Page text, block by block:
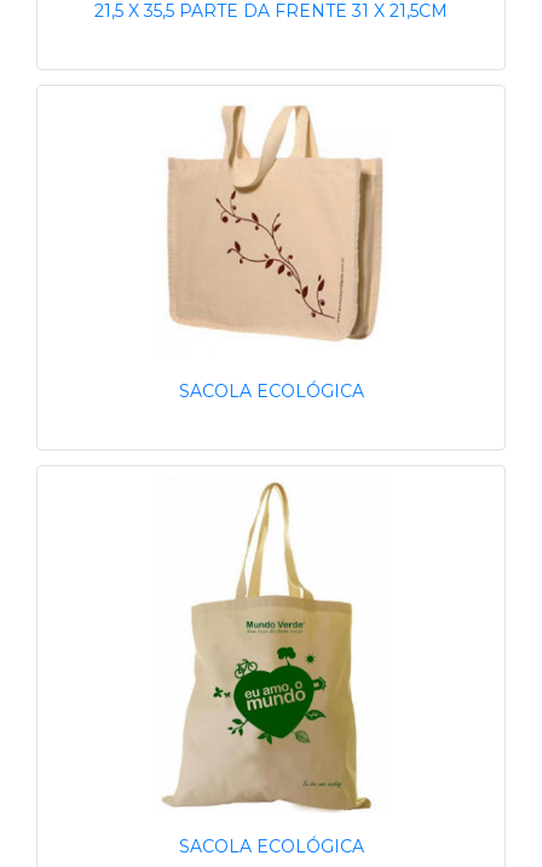
21,5 X 35,5 PARTE DA FRENTE 31 X 21,5CM
SACOLA ECOLÓGICA
SACOLA ECOLÓGICA